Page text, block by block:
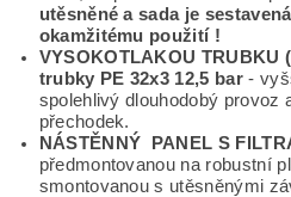
utěsněné a sada je
okamžitému použití !
VYSOKOTLAKOU TRUBKU
trubky PE 32x3 12,5 bar-
spolehlivý dlouhodobý provoz
přechodek.
NÁSTĚNNÝ PANEL S
předmontovanou na robustní
smontovanou s utěsněnými